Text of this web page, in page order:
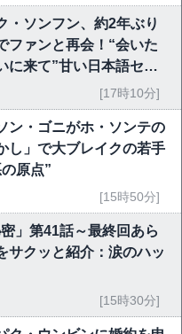
・ソンフン、約2年ぶり
ファンと再会！“会いた
に来て”甘い日本語セリ
[17時10分]
ン・ゴニがホ・ソンテの
し」で大ブレイクの若手
原点”
[15時50分]
」第41話～最終回あら
サクッと紹介：涙のハッ
[15時30分]